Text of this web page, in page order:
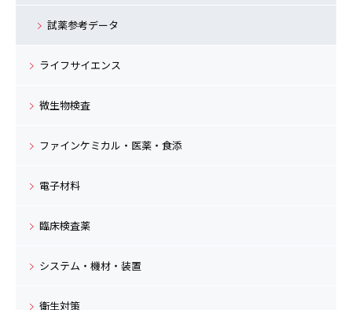
試薬参考データ
ライフサイエンス
微生物検査
ファインケミカル・医薬・食添
電子材料
臨床検査薬
システム・機材・装置
衛生対策